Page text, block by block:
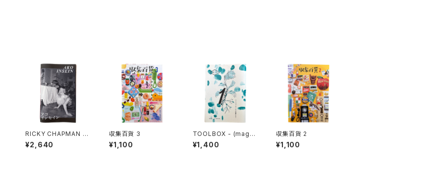
RICKY CHAPMAN -
AKO INSEIN
¥2,640
収集百貨 3
¥1,100
TOOLBOX - (maga)
zine 雑想 DIY実践思
想録 1
¥1,400
収集百貨 2
¥1,100